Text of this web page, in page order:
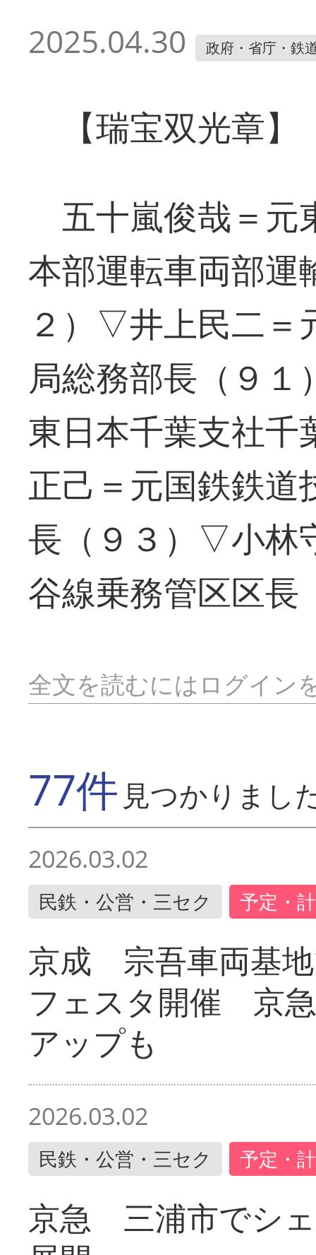
2025.04.30 政府・省庁・鉄
【瑞宝双光章】
五十嵐俊哉＝元
本部運転車両部運
２）▽井上民二＝
局総務部長（９
東日本千葉支社
正己＝元国鉄鉄道
長（９３）▽小林
谷線乗務管区区
全文を読むにはログイン
77件 見つかりまし
2026.03.02
民鉄・公営・三セク 予定・
京成 宗吾車両基
フェスタ開催 京
アップも
2026.03.02
民鉄・公営・三セク 予定・
京急 三浦市でシ